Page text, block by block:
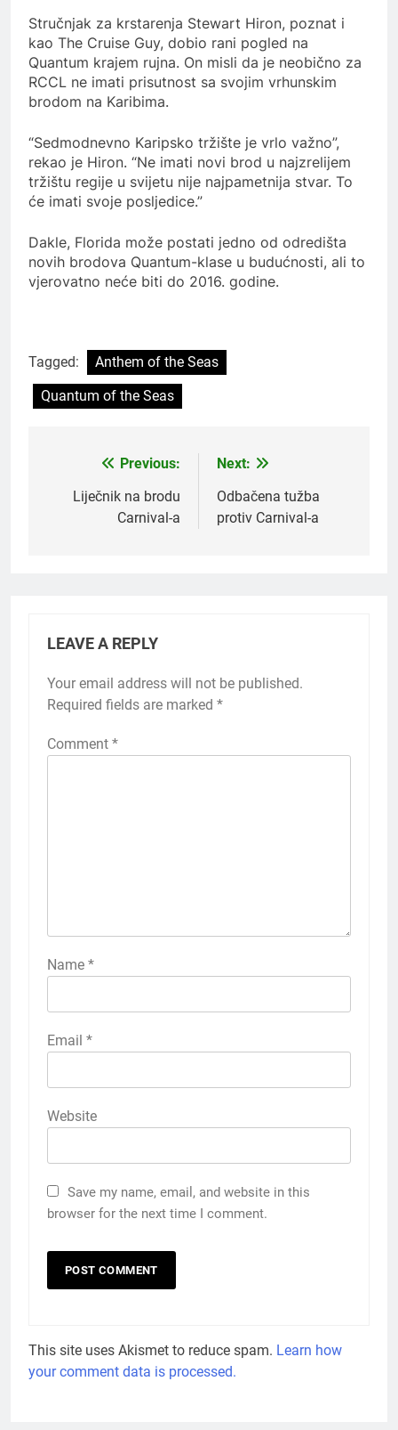
Stručnjak za krstarenja Stewart Hiron, poznat i
kao The Cruise Guy, dobio rani pogled na
Quantum krajem rujna. On misli da je neobično za
RCCL ne imati prisutnost sa svojim vrhunskim
brodom na Karibima.
“Sedmodnevno Karipsko tržište je vrlo važno”,
rekao je Hiron. “Ne imati novi brod u najzrelijem
tržištu regije u svijetu nije najpametnija stvar. To
će imati svoje posljedice.”
Dakle, Florida može postati jedno od odredišta
novih brodova Quantum-klase u budućnosti, ali to
vjerovatno neće biti do 2016. godine.
Tagged:
Anthem of the Seas
Quantum of the Seas
navigation
Previous:
Liječnik na brodu
Carnival-a
Next:
Odbačena tužba
protiv Carnival-a
LEAVE A REPLY
Your email address will not be published.
Required fields are marked *
Comment *
Name *
Email *
Website
Save my name, email, and website in this
browser for the next time I comment.
Alternative:
This site uses Akismet to reduce spam. Learn how
your comment data is processed.